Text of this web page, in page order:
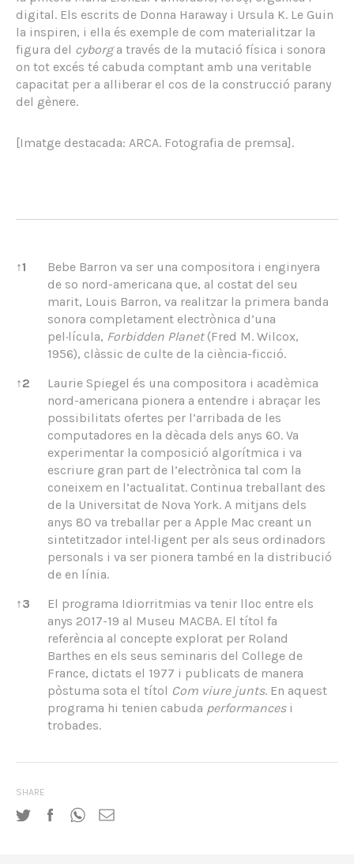
digital. Els escrits de Donna Haraway i Ursula K. Le Guin
la inspiren, i ella és exemple de com materialitzar la
figura del cyborga través de la mutació física i sonora
on tot excés té cabuda comptant amb una veritable
capacitat per a alliberar el cos de la construcció parany
del gènere.
[Imatge destacada: ARCA. Fotografia de premsa].
↑1
Bebe Barron va ser una compositora i enginyera
de so nord-americana que, al costat del seu
marit, Louis Barron, va realitzar la primera banda
sonora completament electrònica d’una
pel·lícula, Forbidden Planet(Fred M. Wilcox,
1956), clàssic de culte de la ciència-ficció.
↑2
Laurie Spiegel és una compositora i acadèmica
nord-americana pionera a entendre i abraçar les
possibilitats ofertes per l’arribada de les
computadores en la dècada dels anys 60. Va
experimentar la composició algorítmica i va
escriure gran part de l’electrònica tal com la
coneixem en l’actualitat. Continua treballant des
de la Universitat de Nova York. A mitjans dels
anys 80 va treballar per a Apple Mac creant un
sintetitzador intel·ligent per als seus ordinadors
personals i va ser pionera també en la distribució
de en línia.
↑3
El programa Idiorritmias va tenir lloc entre els
anys 2017-19 al Museu MACBA. El títol fa
referència al concepte explorat per Roland
Barthes en els seus seminaris del College de
France, dictats el 1977 i publicats de manera
pòstuma sota el títol Com viure junts. En aquest
programa hi tenien cabuda performancesi
trobades.
SHARE